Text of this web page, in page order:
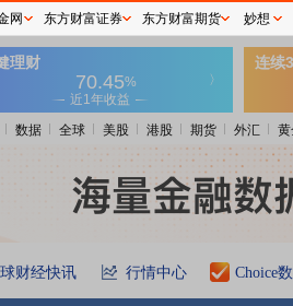
数据 全球 美股 港股 期货 外汇
财经快讯 行情中心 Choice
网 东方财富证券 东方财富期货 妙想